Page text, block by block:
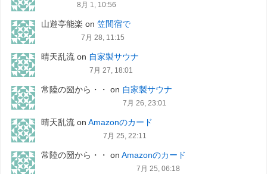
8月 1, 10:56
山遊亭能楽 on 笠間宿で
7月 28, 11:15
晴天乱流on 自家製サウナ
7月 27, 18:01
常陸の圀から・・ on 自家製サウナ
7月 26, 23:01
晴天乱流on Amazonのカード
7月 25, 22:11
常陸の圀から・・ on Amazonのカード
7月 25, 06:18